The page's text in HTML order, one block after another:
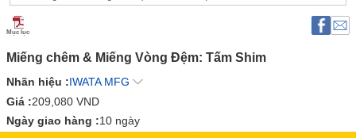
Mục lục
Miếng chêm & Miếng Vòng Đệm: Tấm Shim
Nhãn hiệu :IWATA MFG
Giá :209,080 VND
Ngày giao hàng :10 ngày